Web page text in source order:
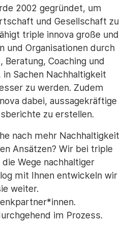
2002 gegründet, um
und Gesellschaft zu
triple innova große und
und Organisationen durch
Beratung, Coaching und
Sachen Nachhaltigkeit
zu werden. Zudem
dabei, aussagekräftige
zu erstellen.
nach mehr Nachhaltigkeit
Ansätzen? Wir bei triple
Wege nachhaltiger
mit Ihnen entwickeln wir
weiter.
im Prozess.